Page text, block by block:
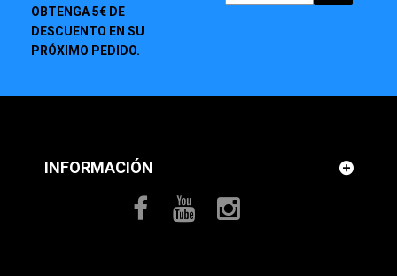
OBTENGA 5€ DE
DESCUENTO EN SU
PRÓXIMO PEDIDO.
INFORMACIÓN